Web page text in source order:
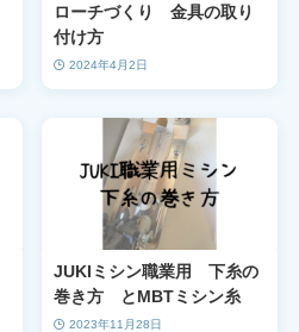
ローチづくり 金具の取り
付け方
2024年4月2日
JUKIミシン職業用 下糸の
巻き方 とMBTミシン糸
2023年11月28日